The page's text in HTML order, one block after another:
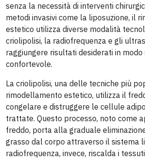
senza la necessità di interventi
metodi invasivi come la liposuzione, il
estetico utilizza diverse modalità
criolipolisi, la radiofrequenza e gli
raggiungere risultati desiderati in modo
confortevole.
La criolipolisi, una delle tecniche più
rimodellamento estetico, utilizza il
congelare e distruggere le cellule
trattate. Questo processo, noto come
freddo, porta alla graduale
grasso dal corpo attraverso il sistema
radiofrequenza, invece, riscalda i